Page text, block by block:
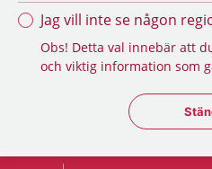
Jag vill inte se någon
Obs! Detta val innebär att
och viktig information som